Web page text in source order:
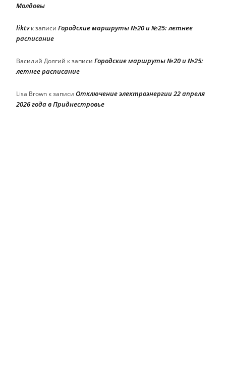
Молдовы
liktvк записи Городские маршруты №20 и №25: летнее
расписание
Василий Долгий к записи Городские маршруты №20 и №25:
летнее расписание
Lisa Brown к записи Отключение электроэнергии 22 апреля
2026 года в Приднестровье